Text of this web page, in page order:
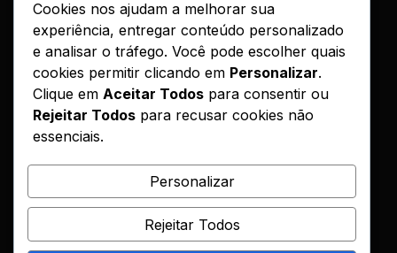
Cursos
Como Funciona
Contato
Politica de Entrega
LEGAL
DMCA
Encontrou seu curso?
Cookies nos ajudam a melhorar sua
experiência, entregar conteúdo personalizado
e analisar o tráfego. Você pode escolher quais
cookies permitir clicando em Personalizar.
Clique em Aceitar Todos para consentir ou
Rejeitar Todos para recusar cookies não
essenciais.
Personalizar
Rejeitar Todos